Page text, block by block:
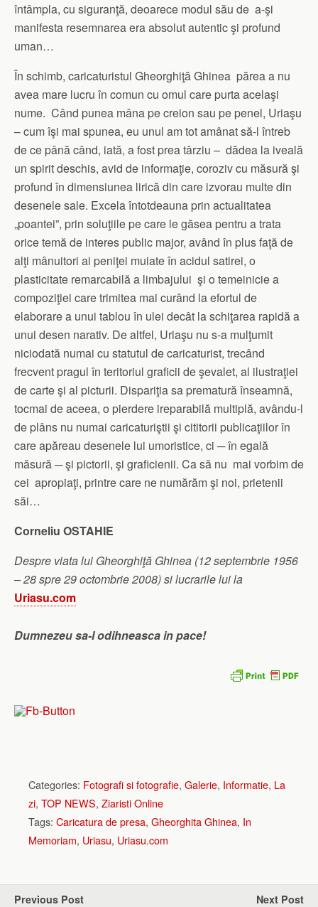
întâmpla, cu siguranţă, deoarece modul său de a-şi
manifesta resemnarea era absolut autentic şi profund
uman…
În schimb, caricaturistul Gheorghiţă Ghinea părea a nu
avea mare lucru în comun cu omul care purta acelaşi
nume. Când punea mâna pe creion sau pe penel, Uriaşu
– cum îşi mai spunea, eu unul am tot amânat să-l întreb
de ce până când, iată, a fost prea târziu – dădea la iveală
un spirit deschis, avid de informaţie, coroziv cu măsură şi
profund în dimensiunea lirică din care izvorau multe din
desenele sale. Excela întotdeauna prin actualitatea
„poantei”, prin soluţiile pe care le găsea pentru a trata
orice temă de interes public major, având în plus faţă de
alţi mânuitori ai peniţei muiate în acidul satirei, o
plasticitate remarcabilă a limbajului şi o temeinicie a
compoziţiei care trimitea mai curând la efortul de
elaborare a unui tablou în ulei decât la schiţarea rapidă a
unui desen narativ. De altfel, Uriaşu nu s-a mulţumit
niciodată numai cu statutul de caricaturist, trecând
frecvent pragul în teritoriul graficii de şevalet, al ilustraţiei
de carte şi al picturii. Dispariţia sa prematură înseamnă,
tocmai de aceea, o pierdere ireparabilă multiplă, avându-l
de plâns nu numai caricaturiştii şi cititorii publicaţiilor în
care apăreau desenele lui umoristice, ci ─ în egală
măsură ─ şi pictorii, şi graficienii. Ca să nu mai vorbim de
cei apropiaţi, printre care ne numărăm şi noi, prietenii
săi…
Corneliu OSTAHIE
Despre viata lui Gheorghiţă Ghinea (12 septembrie 1956
– 28 spre 29 octombrie 2008) si lucrarile lui la
Uriasu.com
Dumnezeu sa-l odihneasca in pace!
Categories: Fotografi si fotografie, Galerie, Informatie, La
zi, TOP NEWS, Ziaristi Online
Tags: Caricatura de presa, Gheorghita Ghinea, In
Memoriam, Uriasu, Uriasu.com
Previous Post Next Post